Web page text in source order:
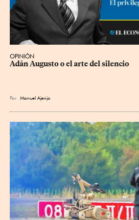
OPINIÓN
Adán Augusto o el arte del silencio
Por Manuel Ajenjo